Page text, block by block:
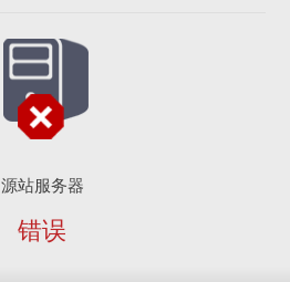
源站服务器
错误